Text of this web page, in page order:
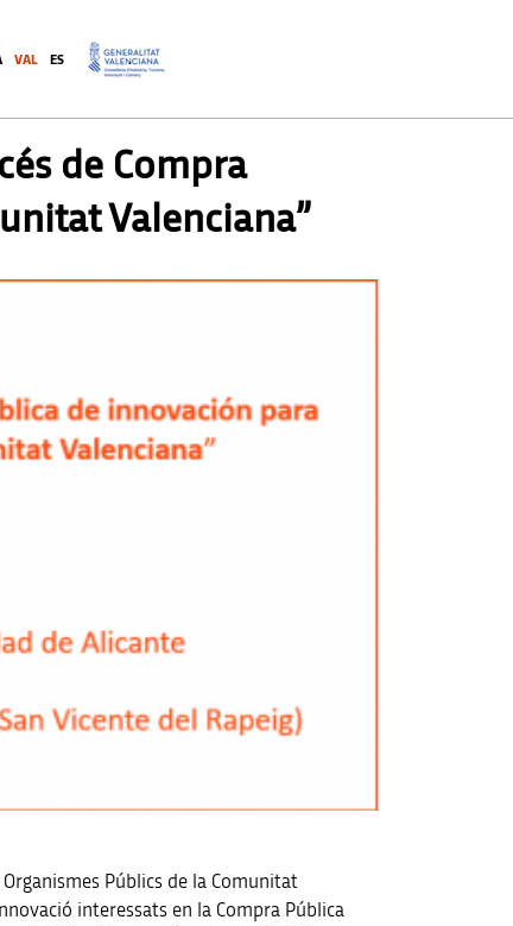
.
VAL ES
de Compra
Valenciana”
Públics de la Comunitat
interessats en la Compra Pública